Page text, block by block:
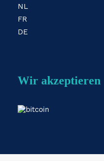
NL
FR
DE
Wir akzeptieren